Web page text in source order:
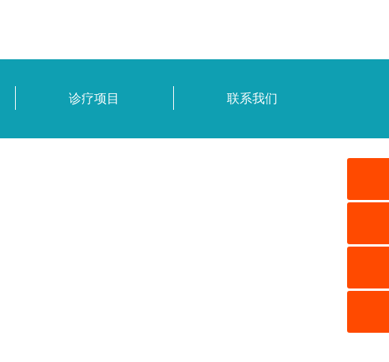
诊疗项目 联系我们